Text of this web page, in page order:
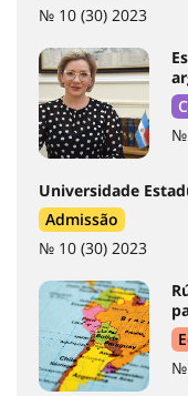
№ 10 (30) 2023
№
Universidade
Admissão
№ 10 (30) 2023
№